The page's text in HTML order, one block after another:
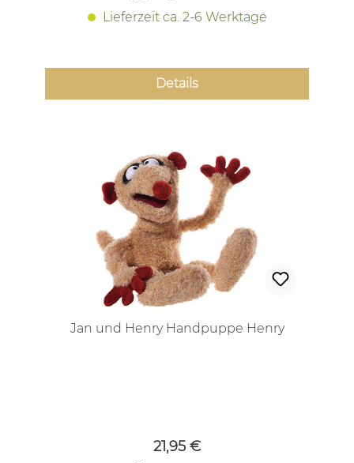
Lieferzeit ca. 2-6 Werktage
Details
Jan und Henry Handpuppe Henry
21,95 €